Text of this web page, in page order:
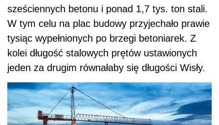
sześciennych betonu i ponad 1,7 tys. ton stali.
W tym celu na plac budowy przyjechało prawie
tysiąc wypełnionych po brzegi betoniarek. Z
kolei długość stalowych prętów ustawionych
jeden za drugim równałaby się długości Wisły.